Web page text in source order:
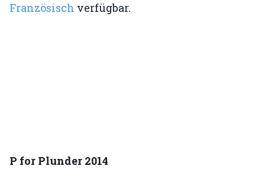
Französisch verfügbar.
P for Plunder 2014